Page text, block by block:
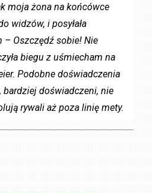
moja żona na końcówce
widzów, i posyłała
– Oszczędź sobie! Nie
biegu z uśmiecham na
Podobne doświadczenia
doświadczeni, nie
rywali aż poza linię mety.